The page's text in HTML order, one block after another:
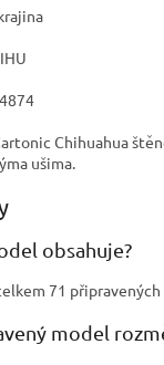
Chihuahua
ušima.
obsahuje?
71
model